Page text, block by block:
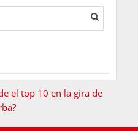
el top 10 en la gira de